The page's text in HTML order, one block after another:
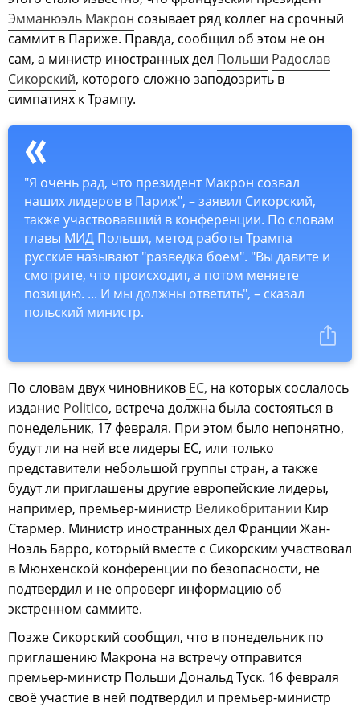
Эмманюэль Макрон созывает ряд коллег на срочный
саммит в Париже. Правда, сообщил об этом не он
сам, а министр иностранных дел Польши Радослав
Сикорский, которого сложно заподозрить в
симпатиях к Трампу.
"Я очень рад, что президент Макрон созвал
наших лидеров в Париж", – заявил Сикорский,
также участвовавший в конференции. По словам
главы МИД Польши, метод работы Трампа
русские называют "разведка боем". "Вы давите и
смотрите, что происходит, а потом меняете
позицию. ... И мы должны ответить", – сказал
польский министр.
По словам двух чиновников ЕС, на которых сослалось
издание Politico, встреча должна была состояться в
понедельник, 17 февраля. При этом было непонятно,
будут ли на ней все лидеры ЕС, или только
представители небольшой группы стран, а также
будут ли приглашены другие европейские лидеры,
например, премьер-министр Великобритании Кир
Стармер. Министр иностранных дел Франции Жан-
Ноэль Барро, который вместе с Сикорским участвовал
в Мюнхенской конференции по безопасности, не
подтвердил и не опроверг информацию об
экстренном саммите.
Позже Сикорский сообщил, что в понедельник по
приглашению Макрона на встречу отправится
премьер-министр Польши Дональд Туск. 16 февраля
своё участие в ней подтвердил и премьер-министр